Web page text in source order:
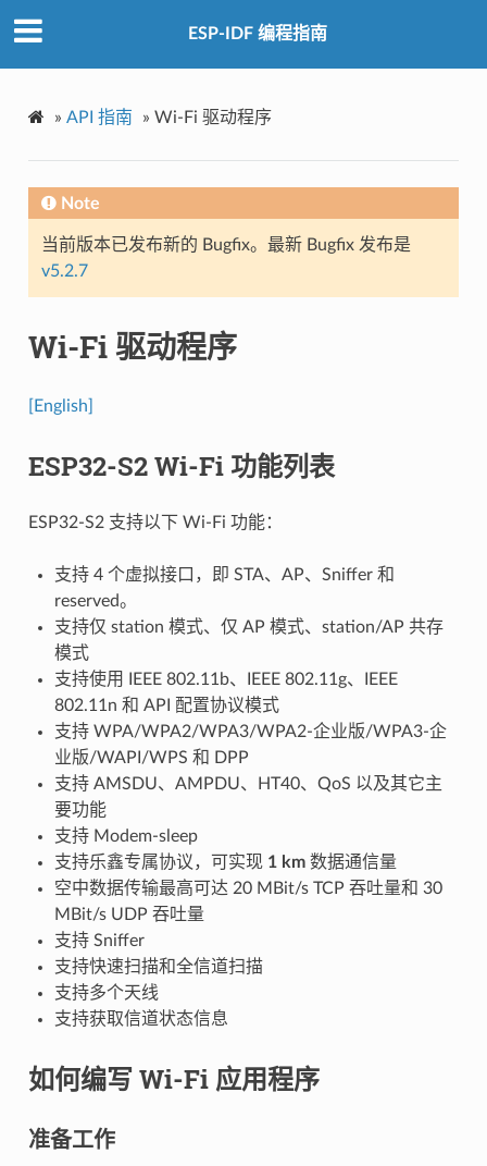
ESP-IDF 编程指南
» API 指南 » Wi-Fi 驱动程序
Note
当前版本已发布新的 Bugfix。最新 Bugfix 发布是
v5.2.7
Wi-Fi 驱动程序
[English]
ESP32-S2 Wi-Fi 功能列表
ESP32-S2 支持以下 Wi-Fi 功能：
支持 4 个虚拟接口，即 STA、AP、Sniffer 和
reserved。
支持仅 station 模式、仅 AP 模式、station/AP 共存
模式
支持使用 IEEE 802.11b、IEEE 802.11g、IEEE
802.11n 和 API 配置协议模式
支持 WPA/WPA2/WPA3/WPA2-企业版/WPA3-企
业版/WAPI/WPS 和 DPP
支持 AMSDU、AMPDU、HT40、QoS 以及其它主
要功能
支持 Modem-sleep
支持乐鑫专属协议，可实现 1 km数据通信量
空中数据传输最高可达 20 MBit/s TCP 吞吐量和 30
MBit/s UDP 吞吐量
支持 Sniffer
支持快速扫描和全信道扫描
支持多个天线
支持获取信道状态信息
如何编写 Wi-Fi 应用程序
准备工作